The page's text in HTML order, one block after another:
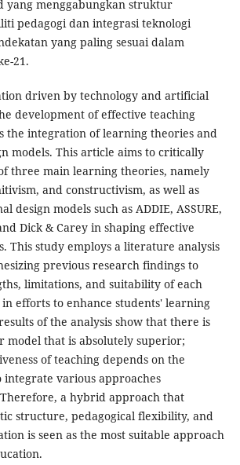
yang menggabungkan struktur
pedagogi dan integrasi teknologi
yang paling sesuai dalam
21.
driven by technology and artificial
development of effective teaching
the integration of learning theories and
models. This article aims to critically
three main learning theories, namely
and constructivism, as well as
design models such as ADDIE, ASSURE,
Dick & Carey in shaping effective
This study employs a literature analysis
previous research findings to
limitations, and suitability of each
efforts to enhance students' learning
of the analysis show that there is
model that is absolutely superior;
of teaching depends on the
various approaches
a hybrid approach that
structure, pedagogical flexibility, and
is seen as the most suitable approach